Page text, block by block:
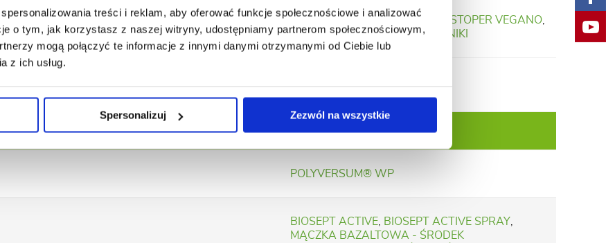
treści i reklam, aby oferować funkcje społecznościowe i analizować
o tym, jak korzystasz z naszej witryny, udostępniamy partnerom społecznościowym,
mogą połączyć te informacje z innymi danymi otrzymanymi od Ciebie lub
z ich usług.
Spersonalizuj Zezwól na wszystkie
WROTYCZ EKSTRAKT,LARVA STOPER VEGANO
BARIERA KLEJĄCA NA SZKODNIKI
Objawy Przeciwdziałanie
POLYVERSUM® WP
BIOSEPT ACTIVE BIOSEPT ACTIVE SPRAY
MĄCZKA BAZALTOWA - ŚRODEK